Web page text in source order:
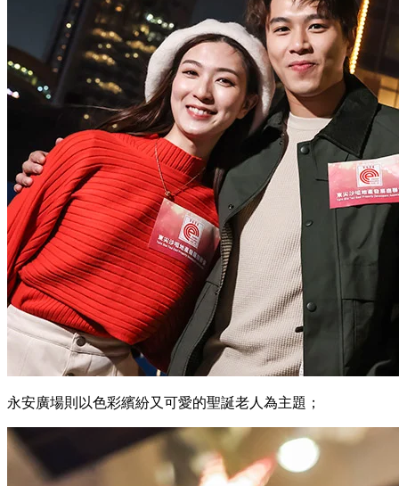
永安廣場則以色彩繽紛又可愛的聖誕老人為主題；